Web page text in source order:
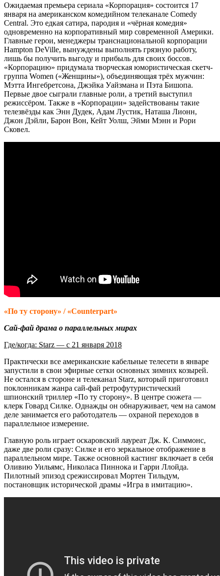
Ожидаемая премьера сериала «Корпорация» состоится 17
января на американском комедийном телеканале Comedy
Central. Это едкая сатира, пародия и «чёрная комедия»
одновременно на корпоративный мир современной Америки.
Главные герои, менеджеры транснациональной корпорации
Hampton DeVille, вынуждены выполнять грязную работу,
лишь бы получить выгоду и прибыль для своих боссов.
«Корпорацию» придумала творческая юмористическая скетч-
группа Women («Женщины»), объединяющая трёх мужчин:
Мэтта Ингебретсона, Джэйка Уайзмана и Пэта Бишопа.
Первые двое сыграли главные роли, а третий выступил
режиссёром. Также в «Корпорации» задействованы такие
телезвёзды как Энн Дудек, Адам Лустик, Наташа Лионн,
Джон Дэйли, Барон Вон, Кейт Уолш, Эйми Мэнн и Рори
Сковел.
«По ту сторону» / «Counterpart»
Сай-фай драма о параллельных мирах
Где/когда: Starz — с 21 января 2018
Практически все американские кабельные телесети в январе
запустили в свои эфирные сетки основных зимних козырей.
Не остался в стороне и телеканал Starz, который приготовил
поклонникам жанра сай-фай ретрофутуристический
шпионский триллер «По ту сторону». В центре сюжета —
клерк Говард Силке. Однажды он обнаруживает, чем на самом
деле занимается его работодатель — охраной переходов в
параллельное измерение.
Главную роль играет оскаровский лауреат Дж. К. Симмонс,
даже две роли сразу: Силке и его зеркальное отображение в
параллельном мире. Также основной кастинг включает в себя
Оливию Уильямс, Николаса Пиннока и Гарри Ллойда.
Пилотный эпизод срежиссировал Мортен Тильдум,
постановщик исторической драмы «Игра в имитацию».